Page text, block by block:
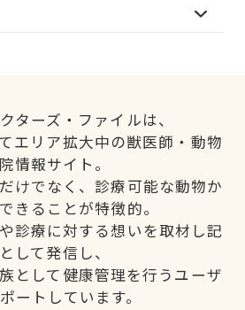
ターズ・ファイルは、
エリア拡大中の獣医師・動物
情報サイト。
けでなく、診療可能な動物か
きることが特徴的。
診療に対する想いを取材し記
して発信し、
として健康管理を行うユーザ
ートしています。